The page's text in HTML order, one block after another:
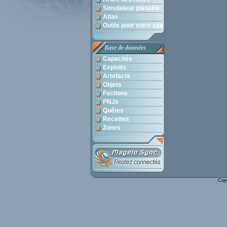
Simulateur planaire
Atlas
Outils pour votre site
Base de données
Capacités
Exploits
Artefacts
Objets
Factions
PNJs
Quêtes
Recettes
Zones